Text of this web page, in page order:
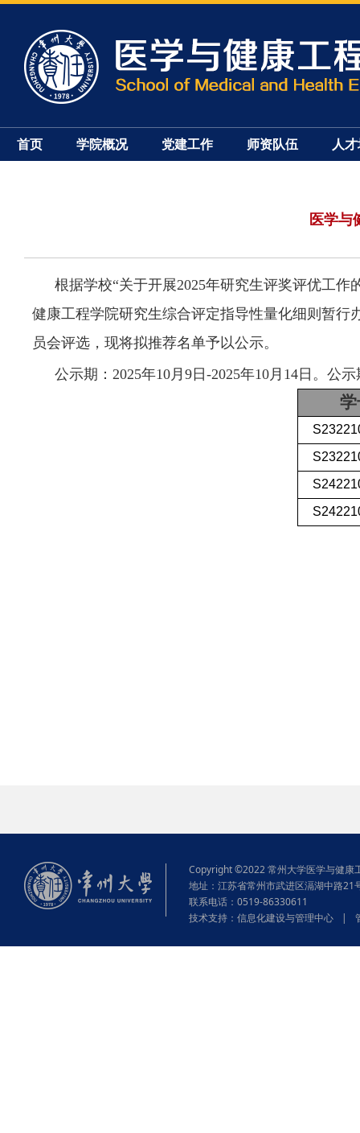
首页 学院概况 党建工作 师资队伍 人
医学与
根据学校“关于开展2025年研究生评奖评优工作
健康工程学院研究生综合评定指导性量化细则暂行
员会评选 ，现将拟推荐名单予以公示。
公示期： 2025年10月 9 日 -2025年10月 14 日。 公示
Copyright ©2022 常州大学医学与健康
地址：江苏省常州市武进区滆湖中路21
联系电话：0519-86330611
技术支持： 信息化建设与管理中心 |